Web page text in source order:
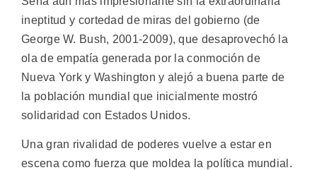
ineptitud y cortedad de miras del gobierno (de
George W. Bush, 2001-2009), que desaprovechó la
ola de empatía generada por la conmoción de
Nueva York y Washington y alejó a buena parte de
la población mundial que inicialmente mostró
solidaridad con Estados Unidos.
Una gran rivalidad de poderes vuelve a estar en
escena como fuerza que moldea la política mundial.